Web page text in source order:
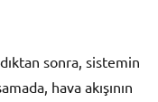
sonra, sistemin
hava akışının